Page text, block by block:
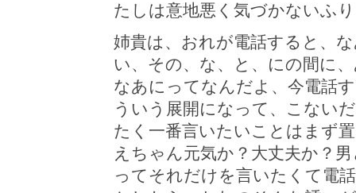
たしは意地悪く気づかないふ
姉貴は、おれが電話すると、
い、その、な、と、にの間に
なあにってなんだよ、今電話
ういう展開になって、こない
たく一番言いたいことはまず
えちゃん元気か？大丈夫か？
ってそれだけを言いたくて電